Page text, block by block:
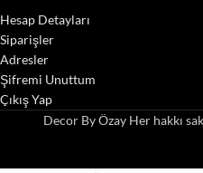
Hesap Detayları
Siparişler
Adresler
Şifremi Unuttum
Çıkış Yap
Decor By Özay Her hakkı